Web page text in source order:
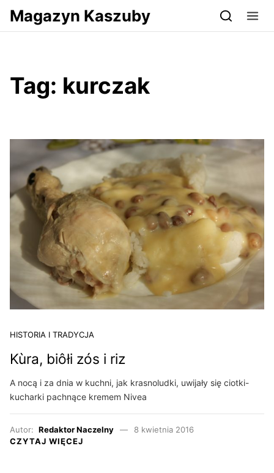
Przejdź do serwisu magazynkaszuby.pl
Magazyn Kaszuby
Tag: kurczak
HISTORIA I TRADYCJA
Kùra, biôłi zós i riz
A nocą i za dnia w kuchni, jak krasnoludki, uwijały się ciotki-
kucharki pachnące kremem Nivea
Autor: Redaktor Naczelny
8 kwietnia 2016
CZYTAJ WIĘCEJ